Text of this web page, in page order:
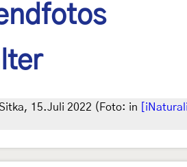
15.Juli 2022 (Foto: in